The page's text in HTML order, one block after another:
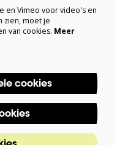
en Vimeo voor video's en
zien, moet je
van cookies. Meer
cookies